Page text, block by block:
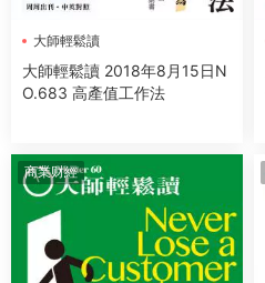
大師輕鬆讀
大師輕鬆讀 2018年8月15日N
O.683 高產值工作法
商業财經